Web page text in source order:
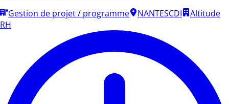
Gestion de projet / programme
NANTESCDI
Altitude
RH